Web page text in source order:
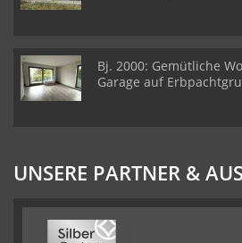
Bj. 2000: Gemütliche
Garage auf
UNSERE PARTNER &